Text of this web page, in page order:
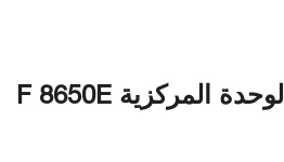
F 8650E الوحدة المركزية